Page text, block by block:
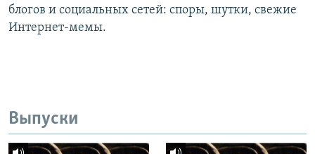
блогов и социальных сетей: споры, шутки, свежие
Интернет-мемы.
Выпуски